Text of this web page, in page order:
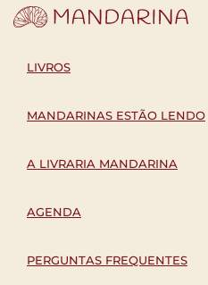
LIVROS
MANDARINAS ESTÃO LENDO
A LIVRARIA MANDARINA
AGENDA
PERGUNTAS FREQUENTES